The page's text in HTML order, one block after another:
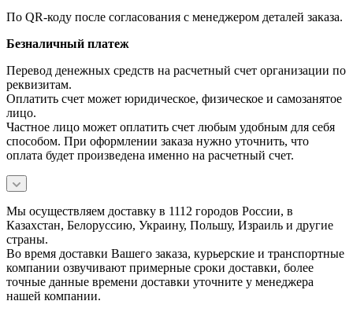
По QR-коду после согласования с менеджером деталей заказа.
Безналичный платеж
Перевод денежных средств на расчетный счет организации по
реквизитам.
Оплатить счет может юридическое, физическое и самозанятое
лицо.
Частное лицо может оплатить счет любым удобным для себя
способом. При оформлении заказа нужно уточнить, что
оплата будет произведена именно на расчетный счет.
Мы осуществляем доставку в 1112 городов России, в
Казахстан, Белоруссию, Украину, Польшу, Израиль и другие
страны.
Во время доставки Вашего заказа, курьерские и транспортные
компании озвучивают примерные сроки доставки, более
точные данные времени доставки уточните у менеджера
нашей компании.